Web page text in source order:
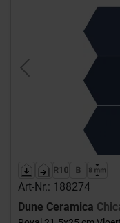
Previous
Art-Nr.: 188274
Dune Ceramica